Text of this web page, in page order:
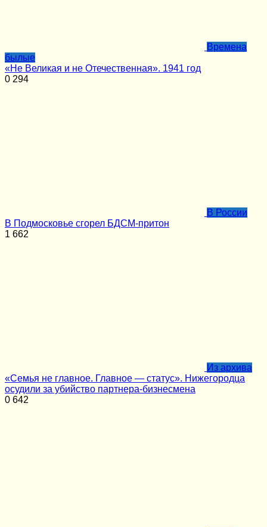
Времена
былые
«Не Великая и не Отечественная». 1941 год
0 294
В России
В Подмосковье сгорел БДСМ-притон
1 662
Из архива
«Семья не главное. Главное — статус». Нижегородца
осудили за убийство партнера-бизнесмена
0 642